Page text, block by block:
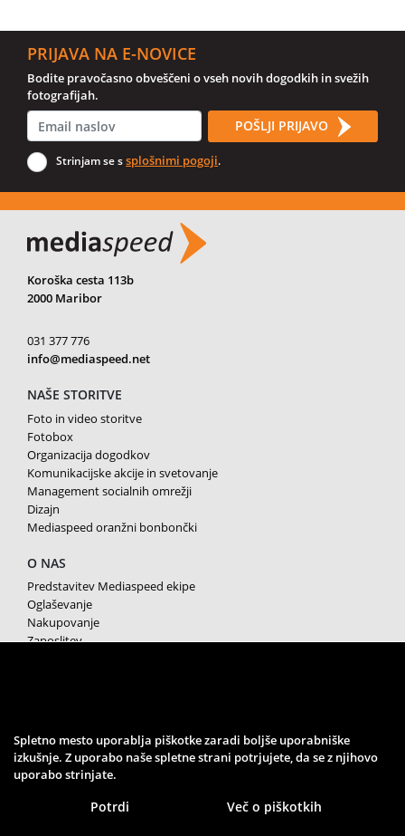
PRIJAVA NA E-NOVICE
Bodite pravočasno obveščeni o vseh novih dogodkih in svežih
fotografijah.
POŠLJI PRIJAVO
Strinjam se ssplošnimi pogoji.
Koroška cesta 113b
2000 Maribor
031 377 776
info@mediaspeed.net
NAŠE STORITVE
Foto in video storitve
Fotobox
Organizacija dogodkov
Komunikacijske akcije in svetovanje
Management socialnih omrežji
Dizajn
Mediaspeed oranžni bonbončki
O NAS
Predstavitev Mediaspeed ekipe
Oglaševanje
Nakupovanje
Zaposlitev
SPREMLJAJTE NAS
Spletno mesto uporablja piškotke zaradi boljše uporabniške
izkušnje. Z uporabo naše spletne strani potrjujete, da se z njihovo
uporabo strinjate.
Potrdi Več o piškotkih